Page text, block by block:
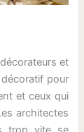
et
pour
et ceux qui
architectes